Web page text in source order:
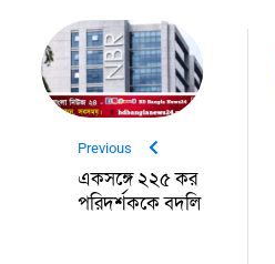
Previous
একসঙ্গে ২২৫ কর
পরিদর্শককে বদলি